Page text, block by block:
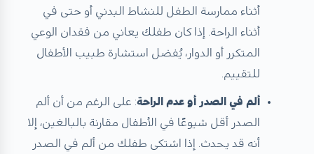
أثناء ممارسة الطفل للنشاط البدني أو حتى في
أثناء الراحة. إذا كان طفلك يعاني من فقدان الوعي
المتكرر أو الدوار، يُفضل استشارة طبيب الأطفال
للتقييم.
ألم في الصدر أو عدم الراحة: على الرغم من أن ألم
الصدر أقل شيوعًا في الأطفال مقارنة بالبالغين، إلا
أنه قد يحدث. إذا اشتكى طفلك من ألم في الصدر